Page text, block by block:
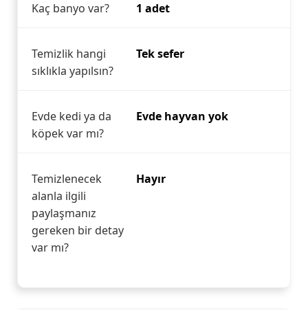
Kaç banyo var? 1 adet
Temizlik hangi
sıklıkla yapılsın?
Tek sefer
Evde kedi ya da
köpek var mı?
Evde hayvan yok
Temizlenecek
alanla ilgili
paylaşmanız
gereken bir detay
var mı?
Hayır